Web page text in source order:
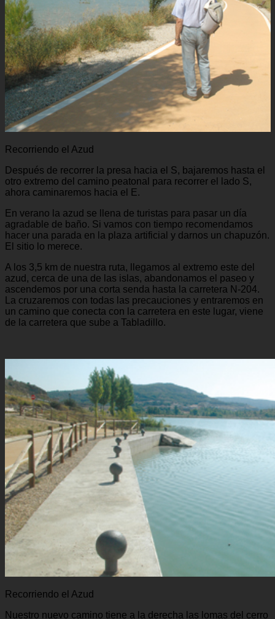
Recorriendo el Azud
Después de recorrer la presa hacia el S, bajaremos hasta el
otro extremo del camino peatonal para recorrer el lado S,
ahora caminaremos hacia el E.
En verano la azud se llena de turistas para pasar un día
agradable de baño. Si vamos con tiempo recomendamos
hacer una parada en la plaza artificial y darnos un chapuzón.
El sitio lo merece.
A los 3,5 km de nuestra ruta, llegamos al extremo este del
azud, cerca de una de las islas, abandonamos el paseo y
ascendemos por una corta senda hasta la carretera N-204.
La cruzaremos con todas las precauciones y entraremos en
un camino que conecta con la carretera en este lugar, viene
de la carretera que sube a Tabladillo.
Recorriendo el Azud
Nuestro nuevo camino tiene a la derecha las lomas del cerro